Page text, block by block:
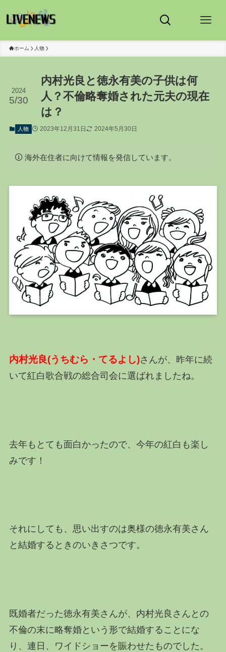
ホーム 人物
内村光良と徳永有美の子供は何
人？不倫略奪婚された元夫の現在
は？
2024
5/30
人物 2023年12月31日 2024年5月30日
海外在住者に向けて情報を発信しています。
内村光良(うちむら・てるよし)さんが、昨年に続
いて紅白歌合戦の総合司会に選ばれましたね。
去年もとても面白かったので、今年の紅白も楽し
みです！
それにしても、思い出すのは奥様の徳永有美さん
と結婚するときのいきさつです。
既婚者だった徳永有美さんが、内村光良さんとの
不倫の末に略奪婚という形で結婚することにな
り、連日、ワイドショーを賑わせたものでした。